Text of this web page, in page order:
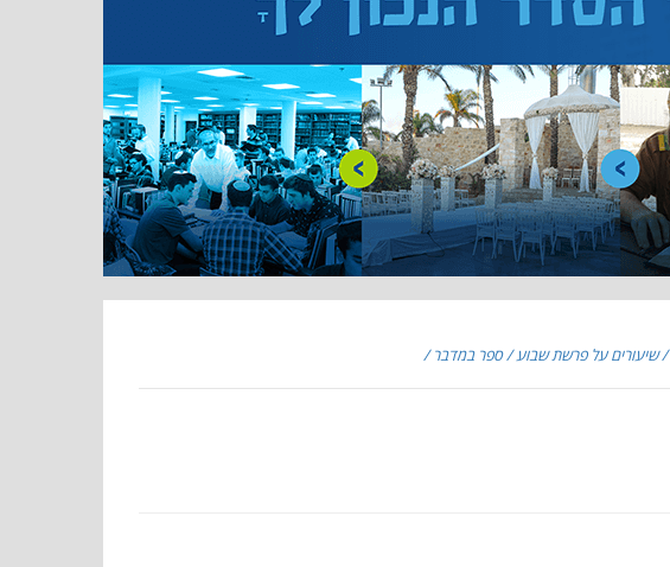
שיעורים על פרשת שבוע ספר במדבר